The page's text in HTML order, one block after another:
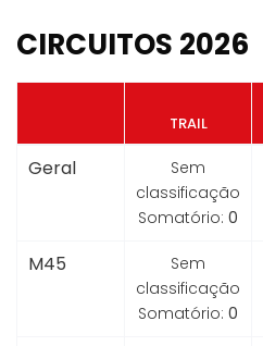
CIRCUITOS 2026
TRAIL
Geral
Sem
classificação
Somatório: 0
M45
Sem
classificação
Somatório: 0